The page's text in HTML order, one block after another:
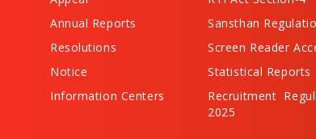
Annual Reports
Sansthan
Resolutions
Screen Reader
Notice
Statistical Reports
Information Centers
Recruitment
2025